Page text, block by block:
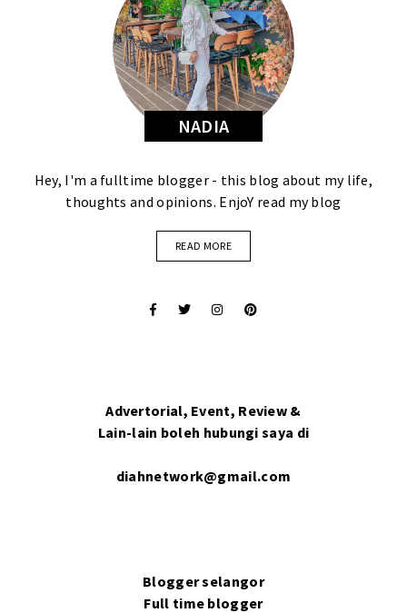
NADIA
Hey, I'm a fulltime blogger - this blog about my life,
thoughts and opinions. EnjoY read my blog
READ MORE
Advertorial, Event, Review &
Lain-lain boleh hubungi saya di
diahnetwork@gmail.com
Blogger selangor
Full time blogger